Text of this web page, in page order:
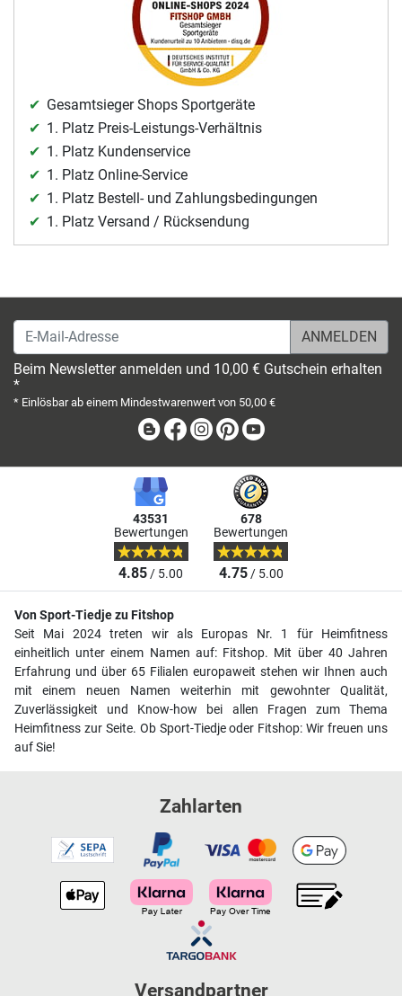
Gesamtsieger Shops Sportgeräte
1. Platz Preis-Leistungs-Verhältnis
1. Platz Kundenservice
1. Platz Online-Service
1. Platz Bestell- und Zahlungsbedingungen
1. Platz Versand / Rücksendung
E-Mail-Adresse
Beim Newsletter anmelden und 10,00 € Gutschein erhalten
*
* Einlösbar ab einem Mindestwarenwert von 50,00 €
BlogFacebook
Instagram
Pinterest
43531
Bewertungen
4.85/ 5.00
678
Bewertungen
4.75/ 5.00
Von Sport-Tiedje zu Fitshop
Seit Mai 2024 treten wir als Europas Nr. 1 für Heimfitness
einheitlich unter einem Namen auf: Fitshop. Mit über 40 Jahren
Erfahrung und über 65 Filialen europaweit stehen wir Ihnen auch
mit einem neuen Namen weiterhin mit gewohnter Qualität,
Zuverlässigkeit und Know-how bei allen Fragen zum Thema
Heimfitness zur Seite. Ob Sport-Tiedje oder Fitshop: Wir freuen uns
auf Sie!
Zahlarten
Versandpartner